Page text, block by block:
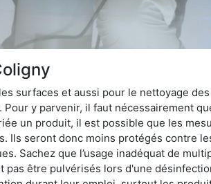
surfaces et aussi pour le nettoyage
y parvenir, il faut nécessairement
un produit, il est possible que les
Ils seront donc moins protégés contre
Sachez que l’usage inadéquat de
pas être pulvérisés lors d'une